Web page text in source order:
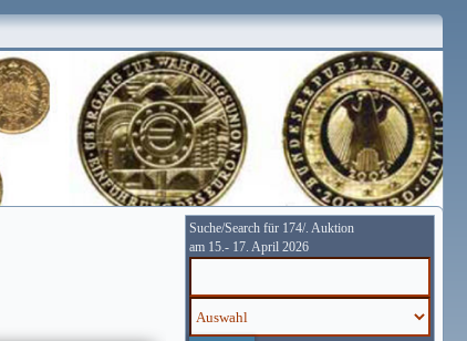
Suche/Search für 174/. Auktion
am 15.- 17. April 2026